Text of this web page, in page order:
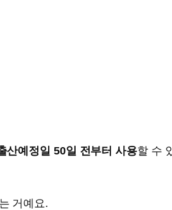
산예정일 50일 전부터 사용할 수
거예요.